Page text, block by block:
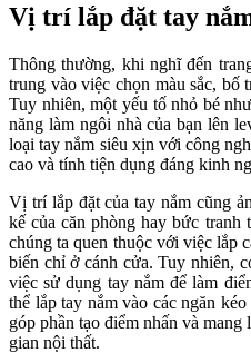
Vị trí lắp đặt tay
Thông thường, khi nghĩ đến
trung vào việc chọn màu sắc, bố
Tuy nhiên, một yếu tố nhỏ bé
năng làm ngôi nhà của bạn lên
loại tay nắm siêu xịn với công
cao và tính tiện dụng đáng kinh
Vị trí lắp đặt của tay nắm cũng
kế của căn phòng hay bức tranh
chúng ta quen thuộc với việc lắp
biến chỉ ở cánh cửa. Tuy nhiên,
việc sử dụng tay nắm để làm
thể lắp tay nắm vào các ngăn
góp phần tạo điểm nhấn và
gian nội thất.